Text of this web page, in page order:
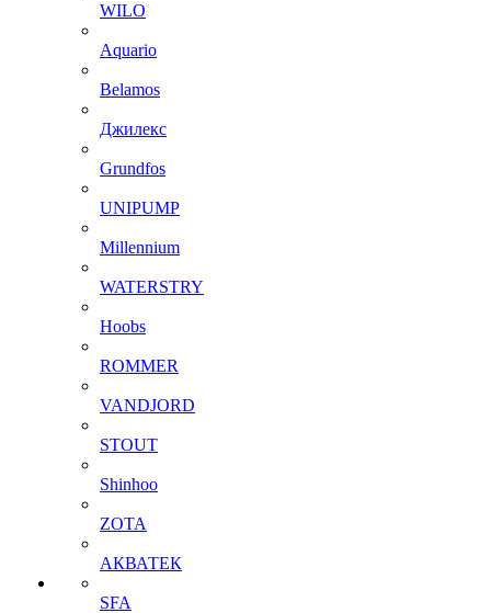
WILO
Aquario
Belamos
Джилекс
Grundfos
UNIPUMP
Millennium
WATERSTRY
Hoobs
ROMMER
VANDJORD
STOUT
Shinhoo
ZOTA
АКВАТЕК
SFA